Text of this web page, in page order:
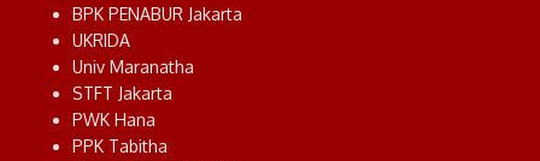
BPK PENABUR Jakarta
UKRIDA
Univ Maranatha
STFT Jakarta
PWK Hana
PPK Tabitha